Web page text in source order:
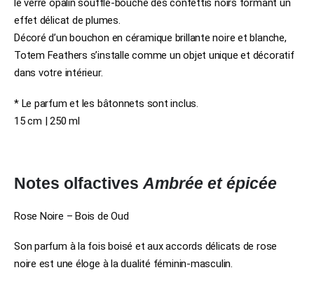
le verre opalin soufflé-bouche des confettis noirs formant un
effet délicat de plumes.
Décoré d’un bouchon en céramique brillante noire et blanche,
Totem Feathers s’installe comme un objet unique et décoratif
dans votre intérieur.
* Le parfum et les bâtonnets sont inclus.
15 cm | 250 ml
Notes olfactives Ambrée et épicée
Rose Noire – Bois de Oud
Son parfum à la fois boisé et aux accords délicats de rose
noire est une éloge à la dualité féminin-masculin.